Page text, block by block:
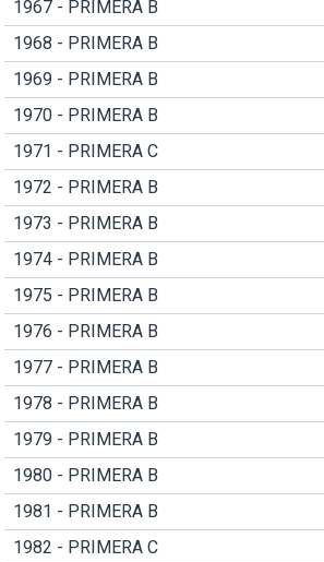
1967 - PRIMERA B
1968 - PRIMERA B
1969 - PRIMERA B
1970 - PRIMERA B
1971 - PRIMERA C
1972 - PRIMERA B
1973 - PRIMERA B
1974 - PRIMERA B
1975 - PRIMERA B
1976 - PRIMERA B
1977 - PRIMERA B
1978 - PRIMERA B
1979 - PRIMERA B
1980 - PRIMERA B
1981 - PRIMERA B
1982 - PRIMERA C